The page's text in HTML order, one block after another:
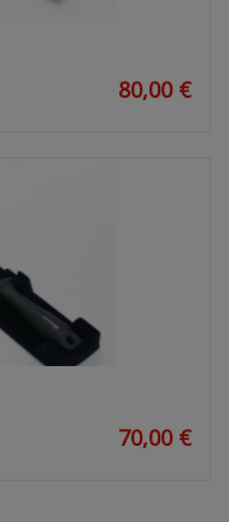
80,00 €
70,00 €